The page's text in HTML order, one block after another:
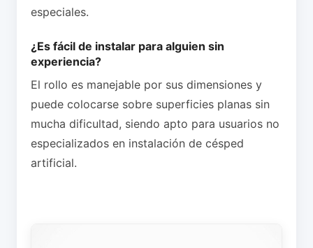
especiales.
¿Es fácil de instalar para alguien sin
experiencia?
El rollo es manejable por sus dimensiones y
puede colocarse sobre superficies planas sin
mucha dificultad, siendo apto para usuarios no
especializados en instalación de césped
artificial.